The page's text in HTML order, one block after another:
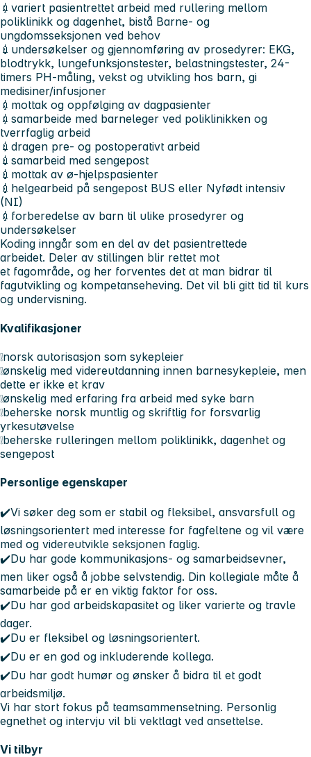
💉variert pasientrettet arbeid med rullering mellom
poliklinikk og dagenhet, bistå Barne- og
ungdomsseksjonen ved behov
💉undersøkelser og gjennomføring av prosedyrer: EKG,
blodtrykk, lungefunksjonstester, belastningstester, 24-
timers PH-måling, vekst og utvikling hos barn, gi
medisiner/infusjoner
💉mottak og oppfølging av dagpasienter
💉samarbeide med barneleger ved poliklinikken og
tverrfaglig arbeid
💉dragen pre- og postoperativt arbeid
💉samarbeid med sengepost
💉mottak av ø-hjelpspasienter
💉helgearbeid på sengepost BUS eller Nyfødt intensiv
(NI)
💉forberedelse av barn til ulike prosedyrer og
undersøkelser
Koding inngår som en del av det pasientrettede
arbeidet. Deler av stillingen blir rettet mot
et fagområde, og her forventes det at man bidrar til
fagutvikling og kompetanseheving. Det vil bli gitt tid til kurs
og undervisning.
Kvalifikasjoner
❕norsk autorisasjon som sykepleier
❕ønskelig med videreutdanning innen barnesykepleie, men
dette er ikke et krav
❕ønskelig med erfaring fra arbeid med syke barn
❕beherske norsk muntlig og skriftlig for forsvarlig
yrkesutøvelse
❕beherske rulleringen mellom poliklinikk, dagenhet og
sengepost
Personlige egenskaper
✔️Vi søker deg som er stabil og fleksibel, ansvarsfull og
løsningsorientert med interesse for fagfeltene og vil være
med og videreutvikle seksjonen faglig.
✔️Du har gode kommunikasjons- og samarbeidsevner,
men liker også å jobbe selvstendig. Din kollegiale måte å
samarbeide på er en viktig faktor for oss.
✔️Du har god arbeidskapasitet og liker varierte og travle
dager.
✔️Du er fleksibel og løsningsorientert.
✔️Du er en god og inkluderende kollega.
✔️Du har godt humør og ønsker å bidra til et godt
arbeidsmiljø.
Vi har stort fokus på teamsammensetning. Personlig
egnethet og intervju vil bli vektlagt ved ansettelse.
Vi tilbyr